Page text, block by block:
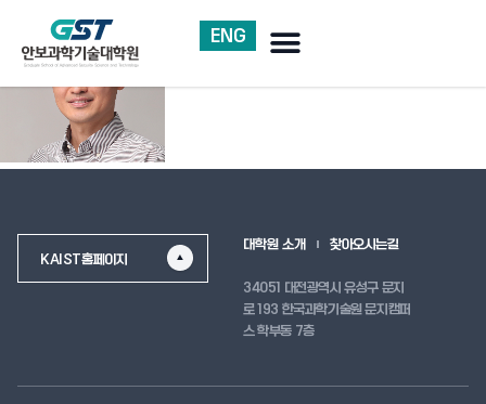
ENG
KAIST홈페이지
대학원 소개 찾아오시는길
34051 대전광역시 유성구 문지
로 193 한국과학기술원 문지캠퍼
스 학부동 7층